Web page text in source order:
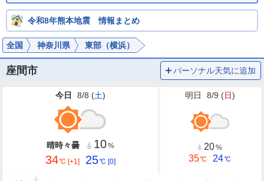
令和8年熊本地震 情報まとめ
全国 神奈川県 東部（横浜）
座間市 パーソナル天気に追加
今日 8/8 (土)
晴時々曇 10%
34℃ [+1] 25℃ [0]
明日 8/9 (日)
20%
35℃ 24℃